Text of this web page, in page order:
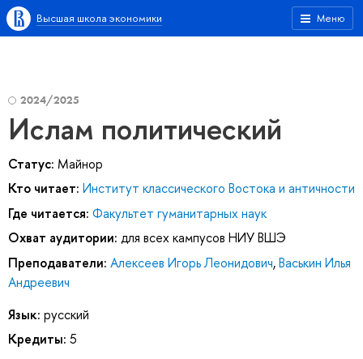
Меню
Высшая школа экономики
2024/2025
Ислам политический
Статус: Майнор
Кто читает: Институт классического Востока и античности
Где читается: Факультет гуманитарных наук
Охват аудитории: для всех кампусов НИУ ВШЭ
Преподаватели: Алексеев Игорь Леонидович,Васькин Илья
Андреевич
Язык: русский
Кредиты: 5